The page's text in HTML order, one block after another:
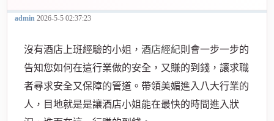
admin 2026-5-5 02:37:23
沒有酒店上班經驗的小姐， 酒店經紀則會一步一步的
告知您如何在這行業做的安全，又賺的到錢，讓求職
者尋求安全又保障的管道。帶領美媚進入八大行業的
人，目地就是是讓酒店小姐能在最快的時間進入狀